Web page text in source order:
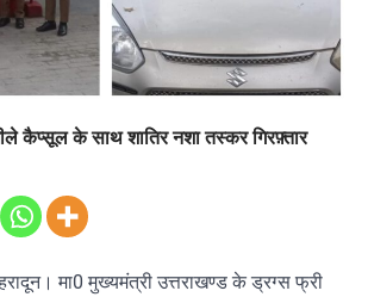
कैप्सूल के साथ शातिर नशा तस्कर गिरफ़्तार
मा0 मुख्यमंत्री उत्तराखण्ड के ड्रग्स फ्री